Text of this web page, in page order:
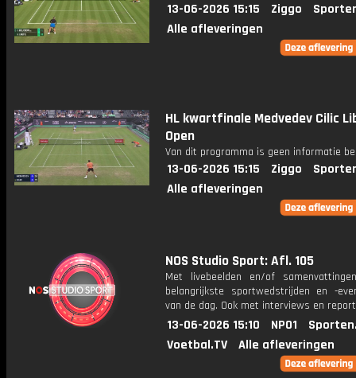
13-06-2026 15:15 Ziggo
Alle afleveringen
HL kwartfinale Medvedev Cilic
Open
Van dit programma is geen informatie
13-06-2026 15:15 Ziggo
Alle afleveringen
NOS Studio Sport: Afl. 105
Met livebeelden en/of
belangrijkste sportwedstrijden en -
van de dag. Ook met interviews en
13-06-2026 15:10 NPO1
Voetbal.TV
Alle afleveringen